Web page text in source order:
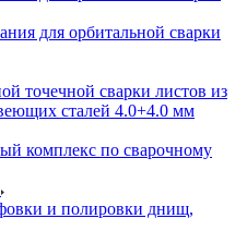
для орбитальной сварки
точечной сварки листов из
сталей 4.0+4.0 мм
комплекс по сварочному
и полировки днищ,